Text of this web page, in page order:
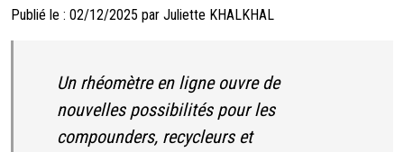
Publié le : 02/12/2025 par Juliette KHALKHAL
Un rhéomètre en ligne ouvre de
nouvelles possibilités pour les
compounders, recycleurs et